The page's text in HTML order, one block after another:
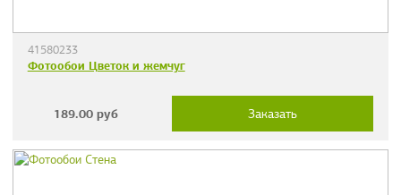
41580233
Фотообои Цветок и жемчуг
189.00 руб Заказать